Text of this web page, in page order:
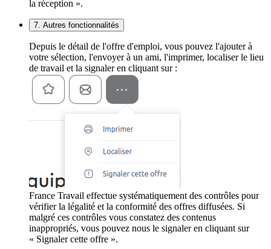
la réception ».
7. Autres fonctionnalités
Depuis le détail de l'offre d'emploi, vous pouvez l'ajouter à
votre sélection, l'envoyer à un ami, l'imprimer, localiser le lieu
de travail et la signaler en cliquant sur :
France Travail effectue systématiquement des contrôles pour
vérifier la légalité et la conformité des offres diffusées. Si
malgré ces contrôles vous constatez des contenus
inappropriés, vous pouvez nous le signaler en cliquant sur
« Signaler cette offre ».